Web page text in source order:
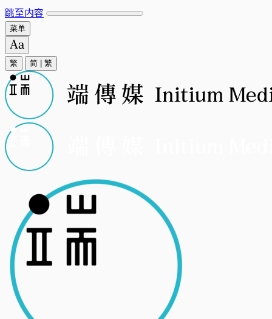
跳至内容
菜单
繁 简 繁